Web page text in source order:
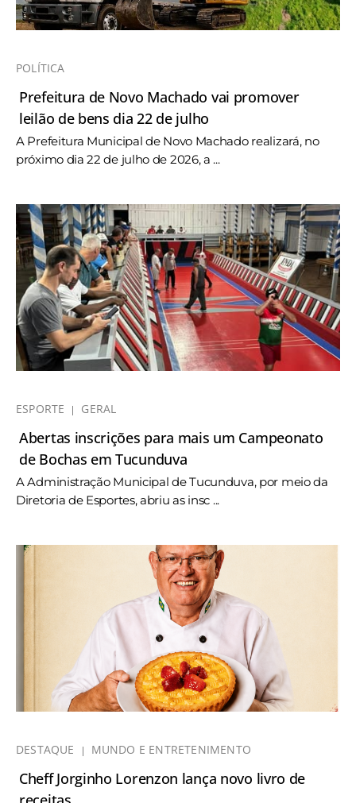
POLÍTICA
Prefeitura de Novo Machado vai promover
leilão de bens dia 22 de julho
A Prefeitura Municipal de Novo Machado realizará, no
próximo dia 22 de julho de 2026, a ...
ESPORTE GERAL
Abertas inscrições para mais um Campeonato
de Bochas em Tucunduva
A Administração Municipal de Tucunduva, por meio da
Diretoria de Esportes, abriu as insc ...
DESTAQUE MUNDO E ENTRETENIMENTO
Cheff Jorginho Lorenzon lança novo livro de